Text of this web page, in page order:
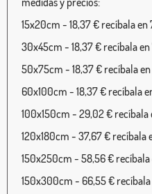
15x20cm - 18,37 € recíbala en
30x45cm - 18,37 € recíbala en
50x75cm - 18,37 € recíbala en
60x100cm - 18,37 € recíbala
100x150cm - 29,02 € recíbala
120x180cm - 37,67 € recíbala
150x250cm - 58,56 € recíbala
150x300cm - 66,55 € recíbala